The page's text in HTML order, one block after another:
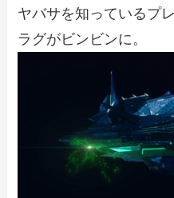
ヤバサを知っているプ
ラグがビンビンに。